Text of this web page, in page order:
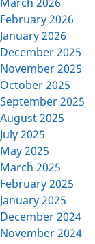
February 2026
January 2026
December 2025
November 2025
October 2025
September 2025
August 2025
July 2025
May 2025
March 2025
February 2025
January 2025
December 2024
November 2024